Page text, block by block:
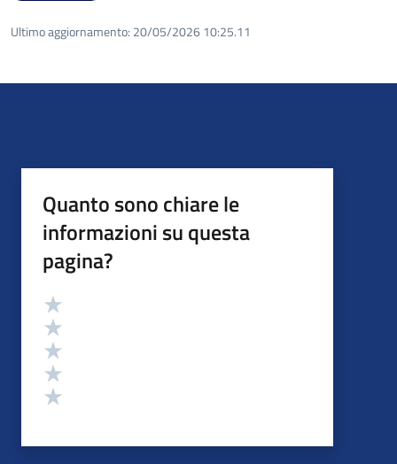
Ultimo aggiornamento: 20/05/2026 10:25.11
Quanto sono chiare le
informazioni su questa
pagina?
Valutazione